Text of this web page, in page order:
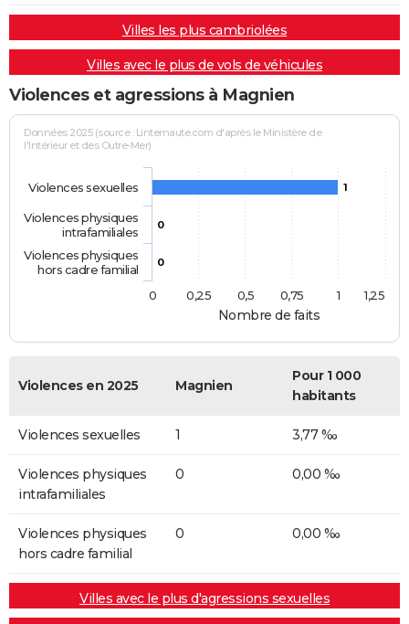
Villes les plus cambriolées
Villes avec le plus de vols de véhicules
Violences et agressions à Magnien
Nombre de faits
Données 2025 (source : Linternaute.com d'après le Ministère de
l'Intérieur et des Outre-Mer)
1
0
0
Violences sexuelles
Violences physiques
intrafamiliales
Violences physiques
hors cadre familial
0
1
0,25 0,5 0,75 1,25
Violences en 2025 Magnien
Pour 1 000
habitants
Violences sexuelles 1 3,77 ‰
Violences physiques
intrafamiliales
0 0,00 ‰
Violences physiques
hors cadre familial
0 0,00 ‰
Villes avec le plus d'agressions sexuelles